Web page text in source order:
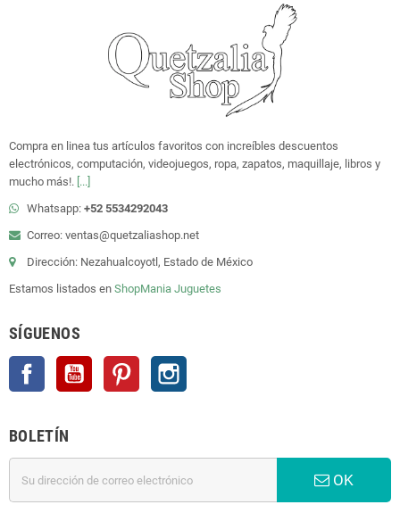
Compra en linea tus artículos favoritos con increíbles descuentos
electrónicos, computación, videojuegos, ropa, zapatos, maquillaje, libros y
mucho más!. [...]
Whatsapp: +52 5534292043
Correo: ventas@quetzaliashop.net
Dirección: Nezahualcoyotl, Estado de México
Estamos listados en ShopMania Juguetes
SÍGUENOS
Facebook YouTube Pinterest
BOLETÍN
OK